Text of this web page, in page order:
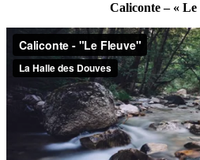
Caliconte – « Le